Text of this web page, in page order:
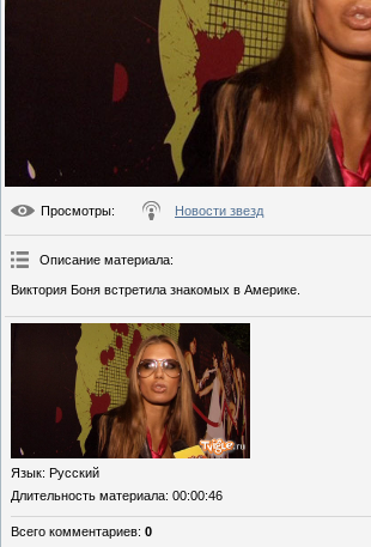
Просмотры: Новости звезд
Описание материала:
Виктория Боня встретила знакомых в Америке.
Язык: Русский
Длительность материала: 00:00:46
Всего комментариев: 0